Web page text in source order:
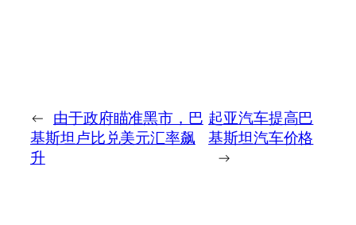
← 由于政府瞄准黑市，巴
基斯坦卢比兑美元汇率飙
升
起亚汽车提高巴
基斯坦汽车价格
→